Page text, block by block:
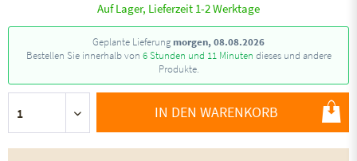
Auf Lager, Lieferzeit 1-2 Werktage
Geplante Lieferungmorgen, 08.08.2026
Bestellen Sie innerhalb von 6 Stunden und 11 Minuten dieses und andere
Produkte.
IN DEN WARENKORB